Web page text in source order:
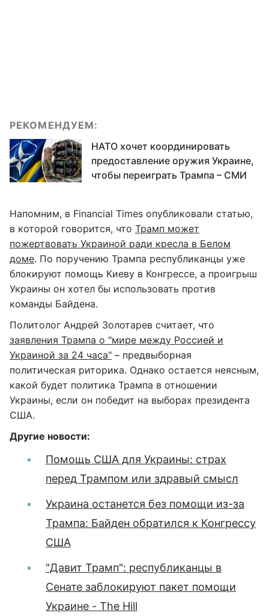
РЕКОМЕНДУЕМ:
НАТО хочет координировать
предоставление оружия Украине,
чтобы переиграть Трампа – СМИ
Напомним, в Financial Times опубликовали статью,
в которой говорится, что Трамп может
пожертвовать Украиной ради кресла в Белом
доме. По поручению Трампа республиканцы уже
блокируют помощь Киеву в Конгрессе, а проигрыш
Украины он хотел бы использовать против
команды Байдена.
Политолог Андрей Золотарев считает, что
заявления Трампа о "мире между Россией и
Украиной за 24 часа" – предвыборная
политическая риторика. Однако остается неясным,
какой будет политика Трампа в отношении
Украины, если он победит на выборах президента
США.
Другие новости:
Помощь США для Украины: страх
перед Трампом или здравый смысл
Украина останется без помощи из-за
Трампа: Байден обратился к Конгрессу
США
"Давит Трамп": республиканцы в
Сенате заблокируют пакет помощи
Украине - The Hill